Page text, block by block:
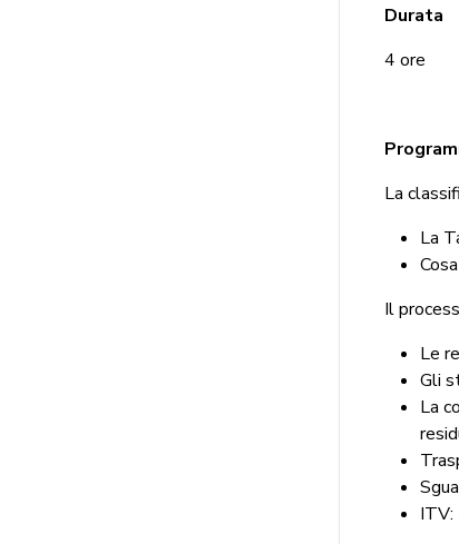
Durata
4 ore
La
La
Il
Le
Gli
La
ITV: